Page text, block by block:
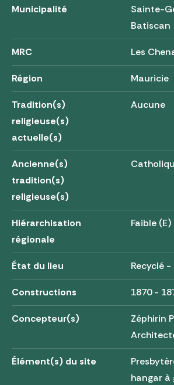
Municipalité
Sainte-
Batiscan
MRC Les
Région Mauricie
Tradition(s)
religieuse(s)
actuelle(s)
Aucune
Ancienne(s)
tradition(s)
religieuse(s)
Hiérarchisation
régionale
Faible (E)
État du lieu Recyclé
Constructions 1870 -
Concepteur(s)
Zéphirin
Élément(s) du site
hangar à